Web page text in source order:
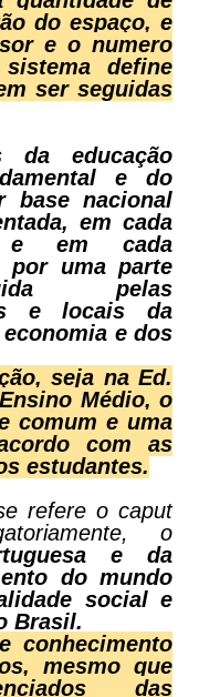
do espaço, e
e o numero
define
ser seguidas
educação
e do
base nacional
em cada
e em cada
por uma parte
pelas
e locais da
e dos
seja na Ed.
Médio, o
comum e uma
com as
estudantes.
refere o caput
o
e da
do mundo
social e
Brasil.
conhecimento
mesmo que
das